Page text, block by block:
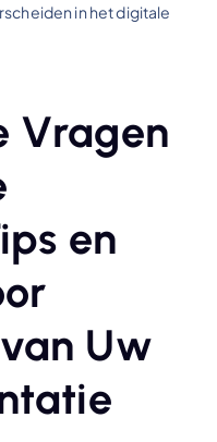
in het digitale
Vragen
en
Uw